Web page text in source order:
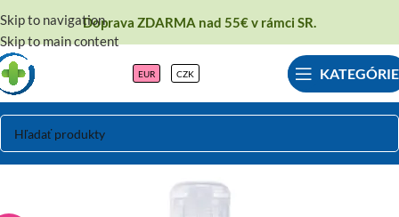
Skip to navigation
Skip to main content
Doprava ZDARMA nad 55€ v rámci SR.
EUR CZK KATEGÓRIE